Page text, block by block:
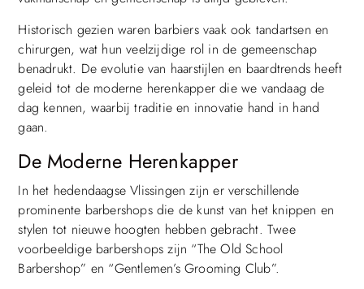
Historisch gezien waren barbiers vaak ook tandartsen en
chirurgen, wat hun veelzijdige rol in de gemeenschap
benadrukt. De evolutie van haarstijlen en baardtrends heeft
geleid tot de moderne herenkapper die we vandaag de
dag kennen, waarbij traditie en innovatie hand in hand
gaan.
De Moderne Herenkapper
In het hedendaagse Vlissingen zijn er verschillende
prominente barbershops die de kunst van het knippen en
stylen tot nieuwe hoogten hebben gebracht. Twee
voorbeeldige barbershops zijn “The Old School
Barbershop” en “Gentlemen’s Grooming Club”.